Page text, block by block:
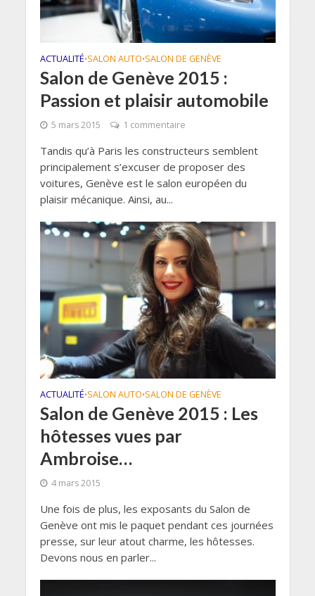
ACTUALITÉ•SALON AUTO•SALON DE GENÈVE
Salon de Genève 2015 :
Passion et plaisir automobile
5 mars 2015 1 commentaire
Tandis qu’à Paris les constructeurs semblent
principalement s’excuser de proposer des
voitures, Genève est le salon européen du
plaisir mécanique. Ainsi, au...
ACTUALITÉ•SALON AUTO•SALON DE GENÈVE
Salon de Genève 2015 : Les
hôtesses vues par
Ambroise…
4 mars 2015
Une fois de plus, les exposants du Salon de
Genève ont mis le paquet pendant ces journées
presse, sur leur atout charme, les hôtesses.
Devons nous en parler...